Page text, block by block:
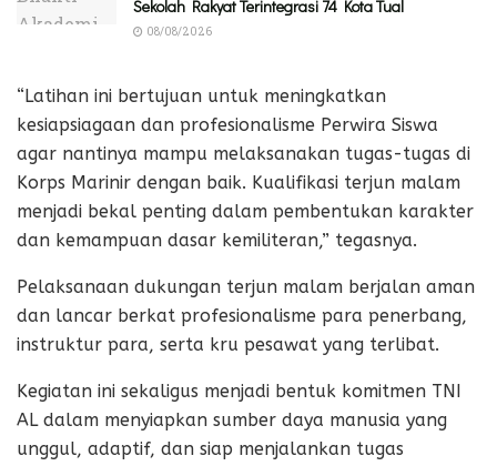
Sekolah Rakyat Terintegrasi 74 Kota Tual
08/08/2026
“Latihan ini bertujuan untuk meningkatkan
kesiapsiagaan dan profesionalisme Perwira Siswa
agar nantinya mampu melaksanakan tugas-tugas di
Korps Marinir dengan baik. Kualifikasi terjun malam
menjadi bekal penting dalam pembentukan karakter
dan kemampuan dasar kemiliteran,” tegasnya.
Pelaksanaan dukungan terjun malam berjalan aman
dan lancar berkat profesionalisme para penerbang,
instruktur para, serta kru pesawat yang terlibat.
Kegiatan ini sekaligus menjadi bentuk komitmen TNI
AL dalam menyiapkan sumber daya manusia yang
unggul, adaptif, dan siap menjalankan tugas